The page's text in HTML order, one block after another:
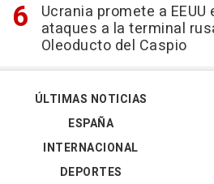
Ucrania promete a
ataques a la terminal
Oleoducto del Caspio
ÚLTIMAS NOTICIAS
ESPAÑA
INTERNACIONAL
DEPORTES